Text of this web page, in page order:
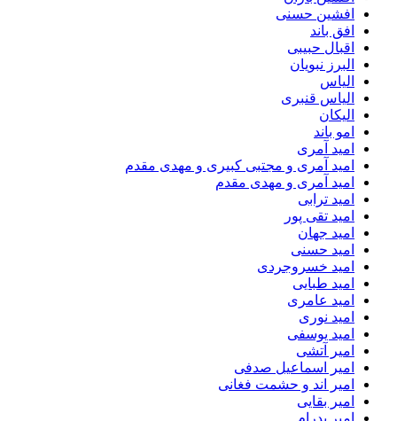
افشین حسنی
افق باند
اقبال حبیبی
البرز نبویان
الیاس
الیاس قنبرى
الیکان
امو باند
امید آمری
امید آمری و مجتبی کبیری و مهدى مقدم
امید آمری و مهدی مقدم
امید ترابی
امید تقی پور
امید جهان
امید حسنی
امید خسروجردی
امید طبایی
امید عامری
امید نوری
امید یوسفی
امیر آتشی
امیر اسماعیل صدفی
امیر اند و حشمت فغانی
امیر بقایی
امیر پدرام